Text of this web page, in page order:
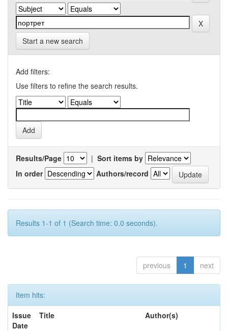
Start a new search
Add filters:
Use filters to refine the search results.
Results/Page | Sort items by
In order
Authors/record
Results 1-1 of 1 (Search time: 0.0 seconds).
previous 1 next
Item hits:
Issue
Date
Title Author(s)